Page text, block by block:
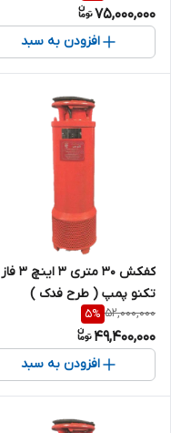
75,000,000
افزودن به سبد
کفکش 30 متری 3 اینچ 3 فاز
تکنو پمپ ( طرح فدک )
52,000,000
5%
49,400,000
افزودن به سبد